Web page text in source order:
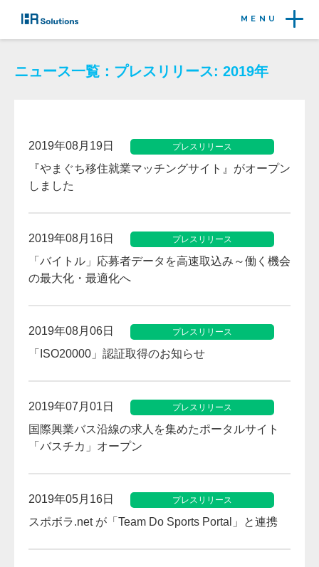
MENU
ニュース一覧：プレスリリース: 2019年
2019年08月19日 プレスリリース
『やまぐち移住就業マッチングサイト』がオープン
しました
2019年08月16日 プレスリリース
「バイトル」応募者データを高速取込み～働く機会
の最大化・最適化へ
2019年08月06日 プレスリリース
「ISO20000」認証取得のお知らせ
2019年07月01日 プレスリリース
国際興業バス沿線の求人を集めたポータルサイト
「バスチカ」オープン
2019年05月16日 プレスリリース
スポボラ.net が「Team Do Sports Portal」と連携